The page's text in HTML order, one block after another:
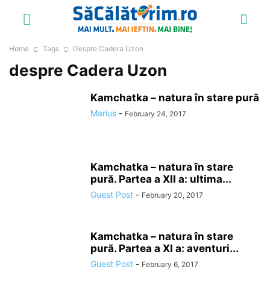
Home Tags Despre Cadera Uzon
despre Cadera Uzon
Kamchatka – natura în stare pură
Marius - February 24, 2017
Kamchatka – natura în stare
pură. Partea a XII a: ultima...
Guest Post - February 20, 2017
Kamchatka – natura în stare
pură. Partea a XI a: aventuri...
Guest Post - February 6, 2017